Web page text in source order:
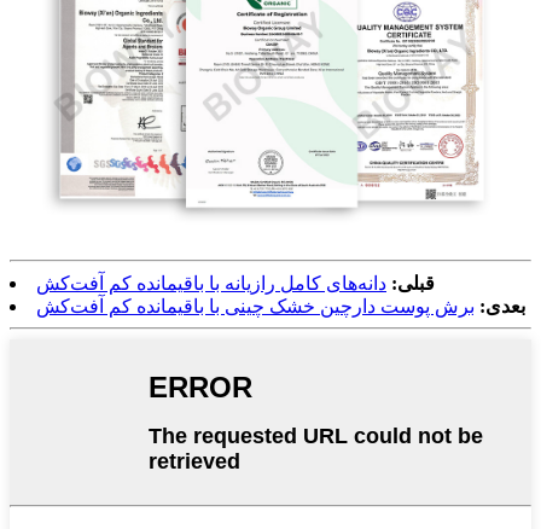
قبلی: دانه‌های کامل رازیانه با باقیمانده کم آفت‌کش
بعدی: برش پوست دارچین خشک چینی با باقیمانده کم آفت‌کش